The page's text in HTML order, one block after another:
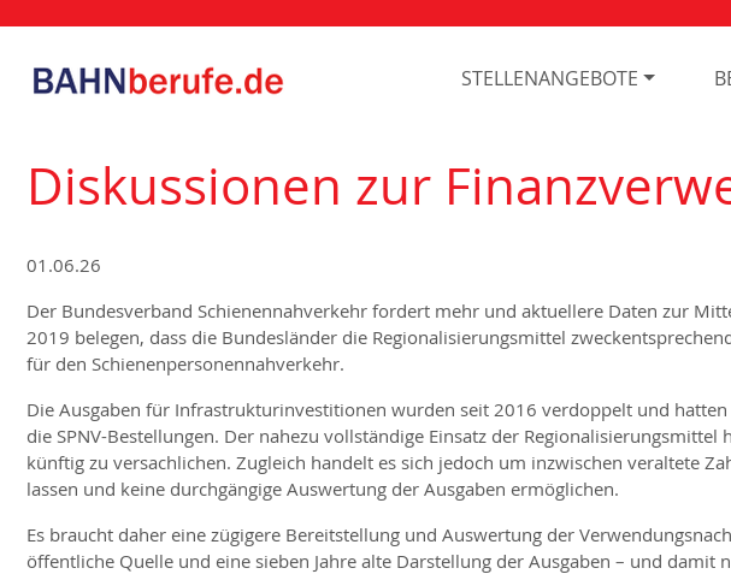
STELLENANGEBOTE
Diskussionen zur
01.06.26
Der Bundesverband Schienennahverkehr fordert mehr und aktuellere Daten zur
2019 belegen, dass die Bundesländer die Regionalisierungsmittel
für den Schienenpersonennahverkehr.
Die Ausgaben für Infrastrukturinvestitionen wurden seit 2016 verdoppelt und
die SPNV-Bestellungen. Der nahezu vollständige Einsatz der
künftig zu versachlichen. Zugleich handelt es sich jedoch um inzwischen veraltete
lassen und keine durchgängige Auswertung der Ausgaben ermöglichen.
Es braucht daher eine zügigere Bereitstellung und Auswertung der
öffentliche Quelle und eine sieben Jahre alte Darstellung der Ausgaben – und